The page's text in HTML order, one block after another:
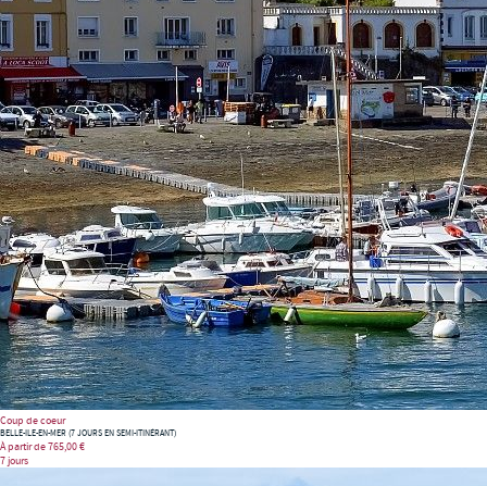
Coup de coeur
BELLE-ILE-EN-MER (7 JOURS EN SEMI-ITINÉRANT)
À partir de765,00 €
7 jours